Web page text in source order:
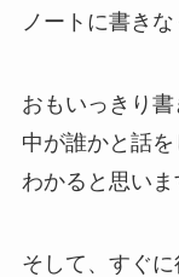
ノートに書きな
おもいっきり
中が誰かと話
わかると思いま
そして、すぐ